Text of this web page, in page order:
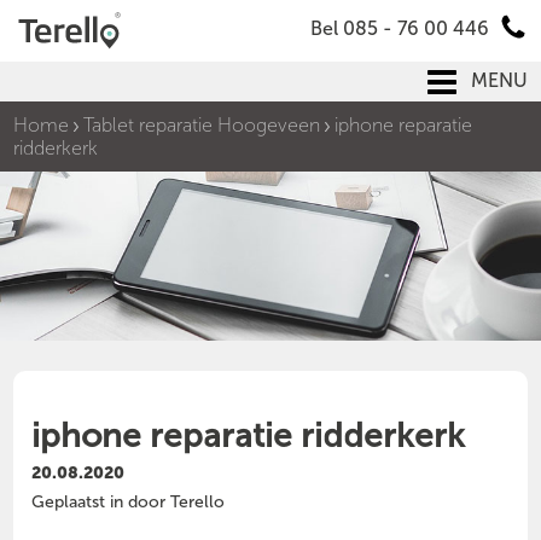
Bel 085 - 76 00 446
MENU
Home
Tablet reparatie Hoogeveen
iphone reparatie
ridderkerk
iphone reparatie ridderkerk
20.08.2020
Geplaatst in door Terello